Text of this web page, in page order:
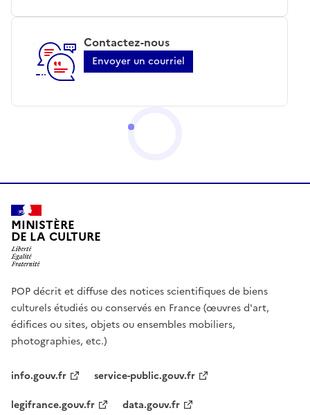
Contactez-nous
Envoyer un courriel
MINISTÈRE
DE LA CULTURE
POP décrit et diffuse des notices scientifiques de biens
culturels étudiés ou conservés en France (œuvres d'art,
édifices ou sites, objets ou ensembles mobiliers,
photographies, etc.)
info.gouv.fr
service-public.gouv.fr
legifrance.gouv.fr
data.gouv.fr